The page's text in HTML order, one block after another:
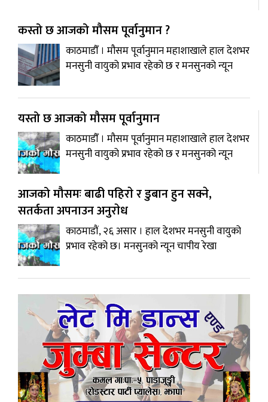
कस्तो छ आजको मौसम पूर्वानुमान ?
काठमाडौँ । मौसम पूर्वानुमान महाशाखाले हाल देशभर
मनसुनी वायुको प्रभाव रहेको छ र मनसुनको न्यून
यस्तो छ आजको मौसम पूर्वानुमान
काठमाडौँ । मौसम पूर्वानुमान महाशाखाले हाल देशभर
मनसुनी वायुको प्रभाव रहेको छ र मनसुनको न्यून
आजको मौसमः बाढी पहिराे र डुबान हुन सक्ने,
सतर्कता अपनाउन अनुराेध
काठमाडौं, २६ असार । हाल देशभर मनसुनी वायुको
प्रभाव रहेको छ। मनसुनको न्यून चापीय रेखा